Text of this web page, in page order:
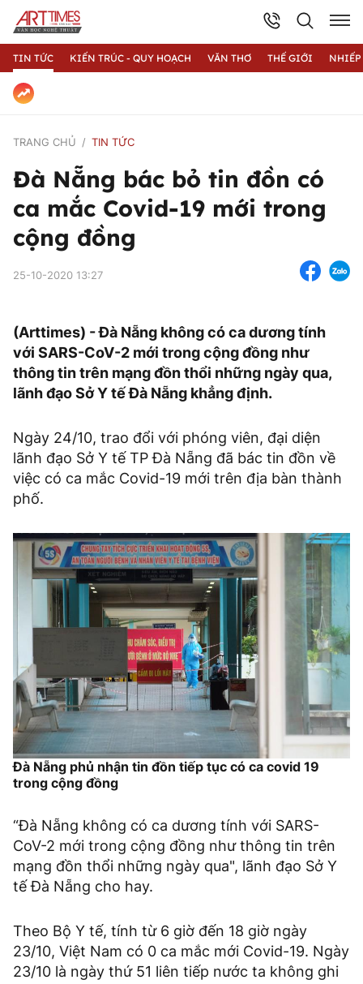
TIN TỨC KIẾN TRÚC - QUY HOẠCH VĂN THƠ THẾ GIỚI
TRANG CHỦ TIN TỨC
Đà Nẵng bác bỏ tin đồn có
ca mắc Covid-19 mới trong
cộng đồng
25-10-2020 13:27
(Arttimes) - Đà Nẵng không có ca dương tính
với SARS-CoV-2 mới trong cộng đồng như
thông tin trên mạng đồn thổi những ngày qua,
lãnh đạo Sở Y tế Đà Nẵng khẳng định.
Ngày 24/10, trao đổi với phóng viên, đại diện
lãnh đạo Sở Y tế TP Đà Nẵng đã bác tin đồn về
việc có ca mắc Covid-19 mới trên địa bàn thành
phố.
Đà Nẵng phủ nhận tin đồn tiếp tục có ca covid 19
trong cộng đồng
“Đà Nẵng không có ca dương tính với SARS-
CoV-2 mới trong cộng đồng như thông tin trên
mạng đồn thổi những ngày qua", lãnh đạo Sở Y
tế Đà Nẵng cho hay.
Theo Bộ Y tế, tính từ 6 giờ đến 18 giờ ngày
23/10, Việt Nam có 0 ca mắc mới Covid-19. Ngày
23/10 là ngày thứ 51 liên tiếp nước ta không ghi